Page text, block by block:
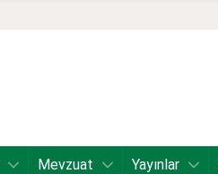
Mevzuat Yayınlar